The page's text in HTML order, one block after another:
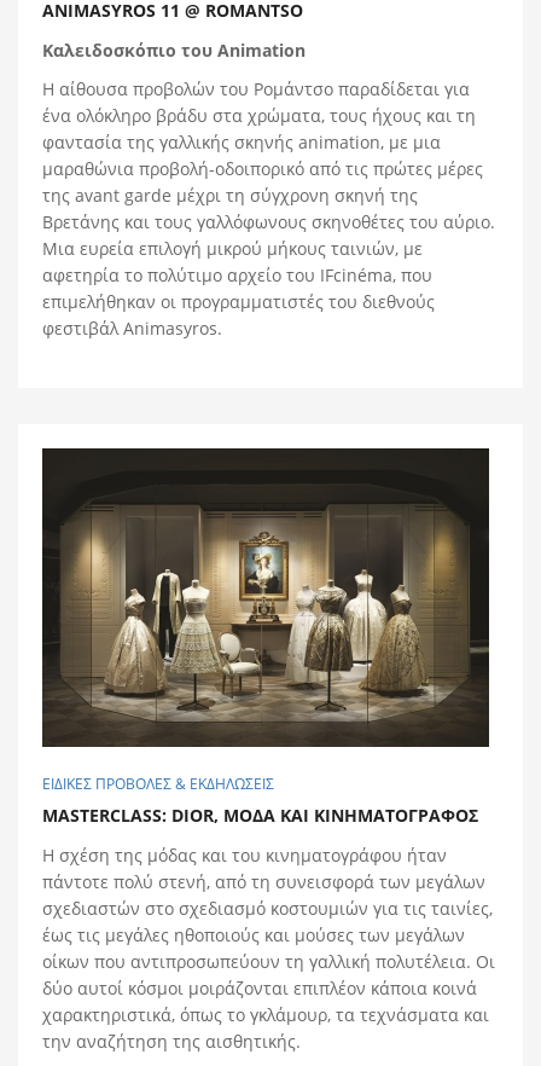
ANIMASYROS 11 @ ROMANTSO
Καλειδοσκόπιο του Animation
Η αίθουσα προβολών του Ρομάντσο παραδίδεται για
ένα ολόκληρο βράδυ στα χρώματα, τους ήχους και τη
φαντασία της γαλλικής σκηνής animation, με μια
μαραθώνια προβολή-οδοιπορικό από τις πρώτες μέρες
της avant garde μέχρι τη σύγχρονη σκηνή της
Βρετάνης και τους γαλλόφωνους σκηνοθέτες του αύριο.
Μια ευρεία επιλογή μικρού μήκους ταινιών, με
αφετηρία το πολύτιμο αρχείο του IFcinéma, που
επιμελήθηκαν οι προγραμματιστές του διεθνούς
φεστιβάλ Animasyros.
ΕΙΔΙΚΕΣ ΠΡΟΒΟΛΕΣ & ΕΚΔΗΛΩΣΕΙΣ
MASTERCLASS: DIOR, ΜΟΔΑ ΚΑΙ ΚΙΝΗΜΑΤΟΓΡΑΦΟΣ
Η σχέση της μόδας και του κινηματογράφου ήταν
πάντοτε πολύ στενή, από τη συνεισφορά των μεγάλων
σχεδιαστών στο σχεδιασμό κοστουμιών για τις ταινίες,
έως τις μεγάλες ηθοποιούς και μούσες των μεγάλων
οίκων που αντιπροσωπεύουν τη γαλλική πολυτέλεια. Οι
δύο αυτοί κόσμοι μοιράζονται επιπλέον κάποια κοινά
χαρακτηριστικά, όπως το γκλάμουρ, τα τεχνάσματα και
την αναζήτηση της αισθητικής.